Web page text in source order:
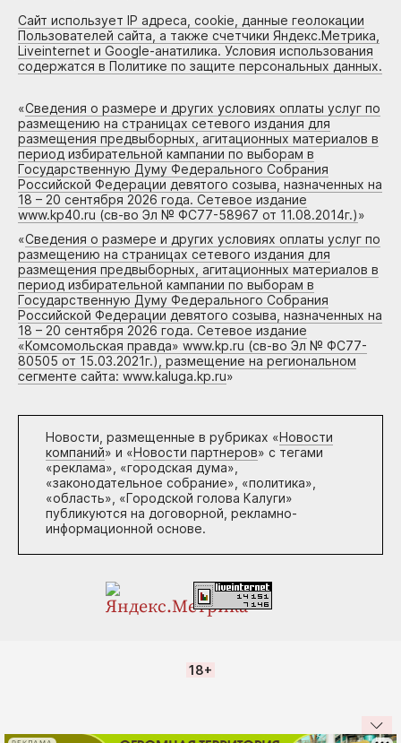
Сайт использует IP адреса, cookie, данные геолокации
Пользователей сайта, а также счетчики Яндекс.Метрика,
Liveinternet и Google-анатилика. Условия использования
содержатся в Политике по защите персональных данных.
«Сведения о размере и других условиях оплаты услуг по
размещению на страницах сетевого издания для
размещения предвыборных, агитационных материалов в
период избирательной кампании по выборам в
Государственную Думу Федерального Собрания
Российской Федерации девятого созыва, назначенных на
18 – 20 сентября 2026 года. Сетевое издание
www.kp40.ru (св-во Эл № ФС77-58967 от 11.08.2014г.)»
«Сведения о размере и других условиях оплаты услуг по
размещению на страницах сетевого издания для
размещения предвыборных, агитационных материалов в
период избирательной кампании по выборам в
Государственную Думу Федерального Собрания
Российской Федерации девятого созыва, назначенных на
18 – 20 сентября 2026 года. Сетевое издание
«Комсомольская правда» www.kp.ru (св-во Эл № ФС77-
80505 от 15.03.2021г.), размещение на региональном
сегменте сайта: www.kaluga.kp.ru»
Новости, размещенные в рубриках «Новости
компаний» и «Новости партнеров» с тегами
«реклама», «городская дума»,
«законодательное собрание», «политика»,
«область», «Городской голова Калуги»
публикуются на договорной, рекламно-
информационной основе.
18+